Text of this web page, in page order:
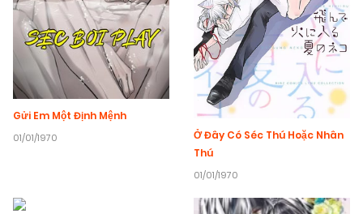
Gửi Em Một Định Mệnh
01/01/1970
Ở Đây Có Séc Thú Hoặc Nhân
Thú
01/01/1970